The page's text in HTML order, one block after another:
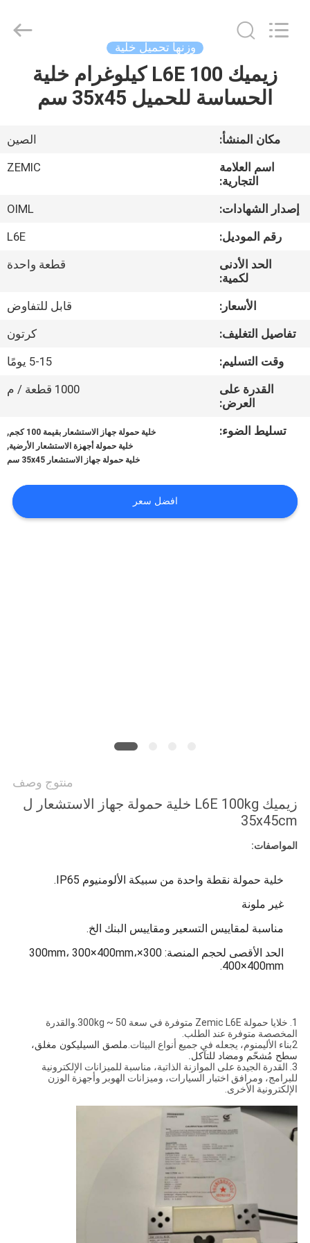
المنزل
فيديوهات
حولنا
جولة
المصنع
مراقبة
الجودة
اطلب
اقتباس
Co.,Limited.
وزنها تحميل خلية
زيميك L6E 100 كيلوغرام خلية
الحساسة للحميل 35x45 سم
مكان المنشأ:
الصين
اسم العلامة
التجارية:
ZEMIC
إصدار الشهادات:
OIML
رقم الموديل:
L6E
الحد الأدنى
لكمية:
قطعة واحدة
الأسعار:
قابل للتفاوض
تفاصيل التغليف:
كرتون
وقت التسليم:
5-15 يومًا
القدرة على
العرض:
1000 قطعة / م
تسليط الضوء: خلية حمولة جهاز الاستشعار بقيمة 100 كجم ,
خلية حمولة أجهزة الاستشعار الأرضية,
خلية حمولة جهاز الاستشعار 35x45 سم
افضل سعر
منتوج وصف
زيميك L6E 100kg خلية حمولة جهاز الاستشعار ل
35x45cm
المواصفات:
خلية حمولة نقطة واحدة من سبيكة الألومنيوم IP65.
غير ملونة
مناسبة لمقاييس التسعير ومقاييس البنك الخ.
الحد الأقصى لحجم المنصة: 300×300mm، 300×400mm،
400×400mm.
1. خلايا حمولة Zemic L6E متوفرة في سعة 50 ~ 300kg.والقدرة
المخصصة متوفرة عند الطلب.
2بناء الأليمنوم، يجعله في جميع أنواع البيئات.
ملصق السيليكون مغلق،
سطح مُشحّم ومضاد للتآكل.
3. القدرة الجيدة على الموازنة الذاتية، مناسبة للميزانات الإلكترونية
للبرامج، ومرافق اختبار السيارات، وميزانات الهوبر وأجهزة الوزن
الإلكترونية الأخرى.